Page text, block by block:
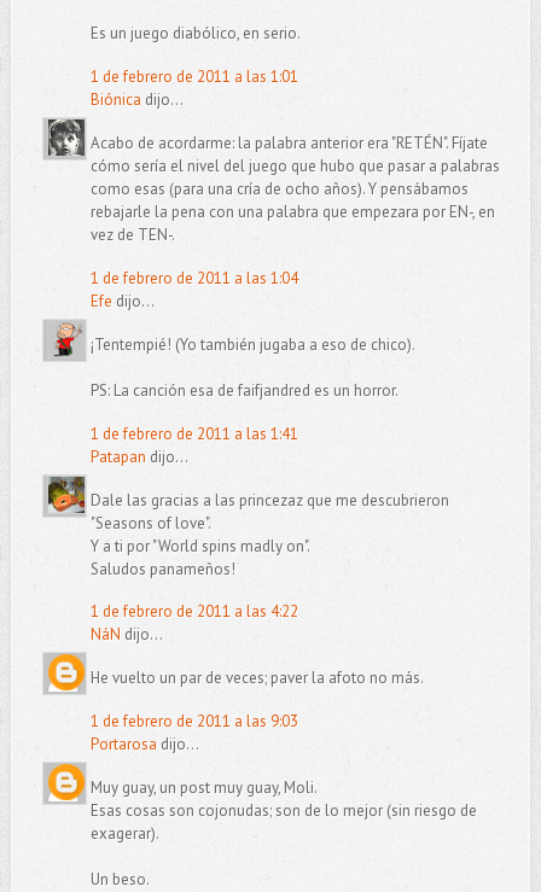
Es un juego diabólico, en serio.
1 de febrero de 2011 a las 1:01
Biónica dijo...
Acabo de acordarme: la palabra anterior era "RETÉN". Fíjate
cómo sería el nivel del juego que hubo que pasar a palabras
como esas (para una cría de ocho años). Y pensábamos
rebajarle la pena con una palabra que empezara por EN-, en
vez de TEN-.
1 de febrero de 2011 a las 1:04
Efe dijo...
¡Tentempié! (Yo también jugaba a eso de chico).
PS: La canción esa de faifjandred es un horror.
1 de febrero de 2011 a las 1:41
Patapan dijo...
Dale las gracias a las princezaz que me descubrieron
"Seasons of love".
Y a ti por "World spins madly on".
Saludos panameños!
1 de febrero de 2011 a las 4:22
NáN dijo...
He vuelto un par de veces; paver la afoto no más.
1 de febrero de 2011 a las 9:03
Portarosa dijo...
Muy guay, un post muy guay, Moli.
Esas cosas son cojonudas; son de lo mejor (sin riesgo de
exagerar).
Un beso.